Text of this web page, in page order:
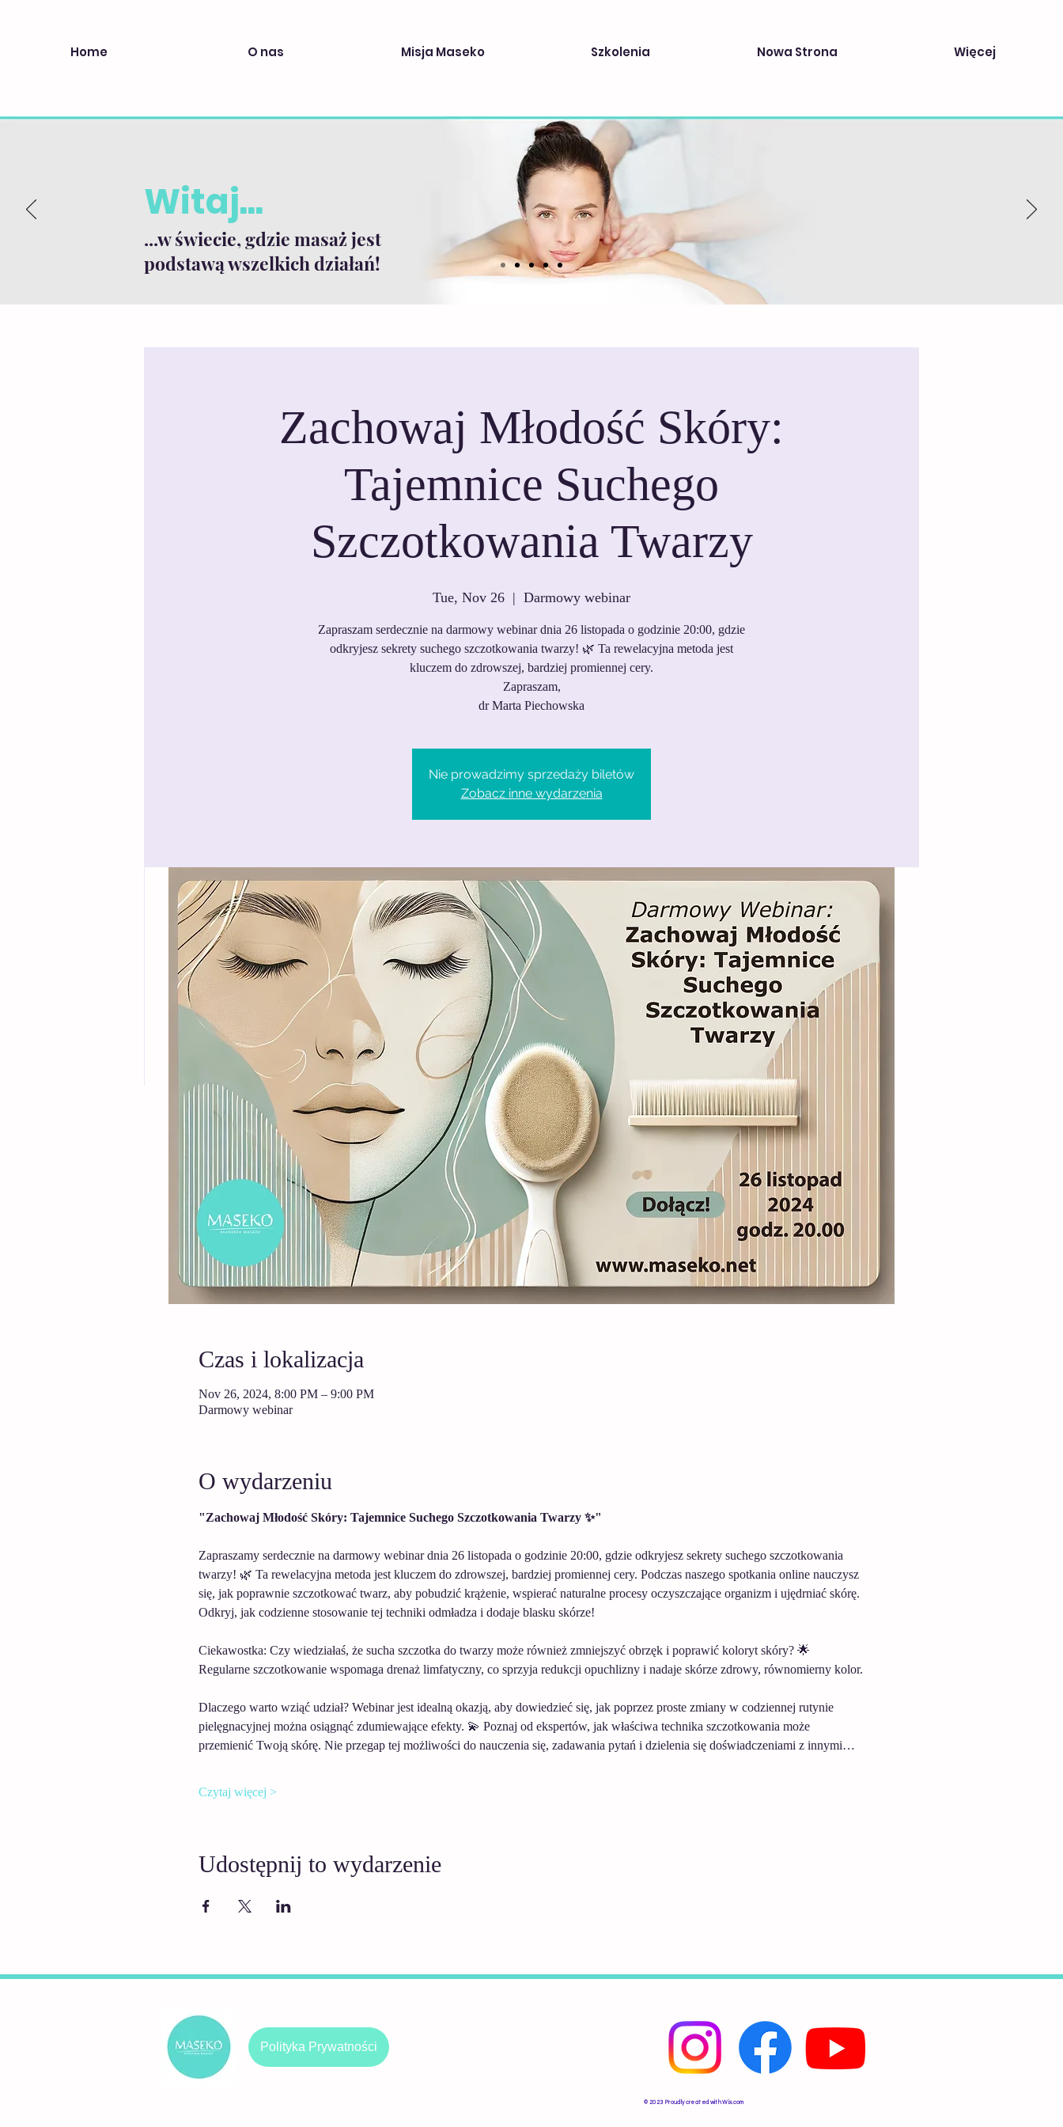
Home O nas Misja Maseko Szkolenia Nowa Strona Więcej
Witaj...
...w świecie, gdzie masaż jest
podstawą wszelkich działań!
Zachowaj Młodość Skóry:
Tajemnice Suchego
Szczotkowania Twarzy
Tue, Nov 26
  |
Darmowy webinar
Zapraszam serdecznie na darmowy webinar dnia 26 listopada o godzinie 20:00, gdzie
odkryjesz sekrety suchego szczotkowania twarzy! 🌿 Ta rewelacyjna metoda jest
kluczem do zdrowszej, bardziej promiennej cery.
Zapraszam,
dr Marta Piechowska
Nie prowadzimy sprzedaży biletów
Zobacz inne wydarzenia
Czas i lokalizacja
Nov 26, 2024, 8:00 PM – 9:00 PM
Darmowy webinar
O wydarzeniu
"Zachowaj Młodość Skóry: Tajemnice Suchego Szczotkowania Twarzy ✨"
Zapraszamy serdecznie na darmowy webinar dnia 26 listopada o godzinie 20:00, gdzie odkryjesz sekrety suchego szczotkowania
twarzy! 🌿 Ta rewelacyjna metoda jest kluczem do zdrowszej, bardziej promiennej cery. Podczas naszego spotkania online nauczysz
się, jak poprawnie szczotkować twarz, aby pobudzić krążenie, wspierać naturalne procesy oczyszczające organizm i ujędrniać skórę.
Odkryj, jak codzienne stosowanie tej techniki odmładza i dodaje blasku skórze!
Ciekawostka: Czy wiedziałaś, że sucha szczotka do twarzy może również zmniejszyć obrzęk i poprawić koloryt skóry? 🌟
Regularne szczotkowanie wspomaga drenaż limfatyczny, co sprzyja redukcji opuchlizny i nadaje skórze zdrowy, równomierny kolor.
Dlaczego warto wziąć udział? Webinar jest idealną okazją, aby dowiedzieć się, jak poprzez proste zmiany w codziennej rutynie
pielęgnacyjnej można osiągnąć zdumiewające efekty. 💫 Poznaj od ekspertów, jak właściwa technika szczotkowania może
przemienić Twoją skórę. Nie przegap tej możliwości do nauczenia się, zadawania pytań i dzielenia się doświadczeniami z innymi…
Czytaj więcej >
Udostępnij to wydarzenie
Polityka Prywatności
​© 2023 Proudly created withWix.com